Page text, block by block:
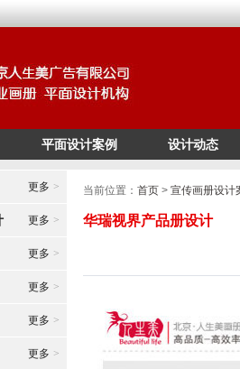
/* */
平面设计案例 设计动态
更多 >
更多 >
更多 >
更多 >
更多 >
更多 >
当前位置： 首页 > 宣传画册设计
华瑞视界产品册设计